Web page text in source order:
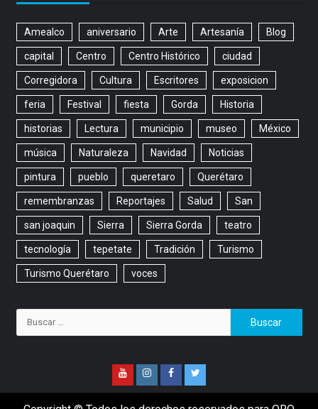
Amealco aniversario Arte Artesanía Blog
capital Centro Centro Histórico ciudad
Corregidora Cultura Escritores exposicion
feria Festival fiesta Gorda Historia
historias Lectura municipio museo México
música Naturaleza Navidad Noticias
pintura pueblo queretaro Querétaro
remembranzas Reportajes Salud San
san joaquin Sierra Sierra Gorda teatro
tecnología tepetate Tradición Turismo
Turismo Querétaro voces